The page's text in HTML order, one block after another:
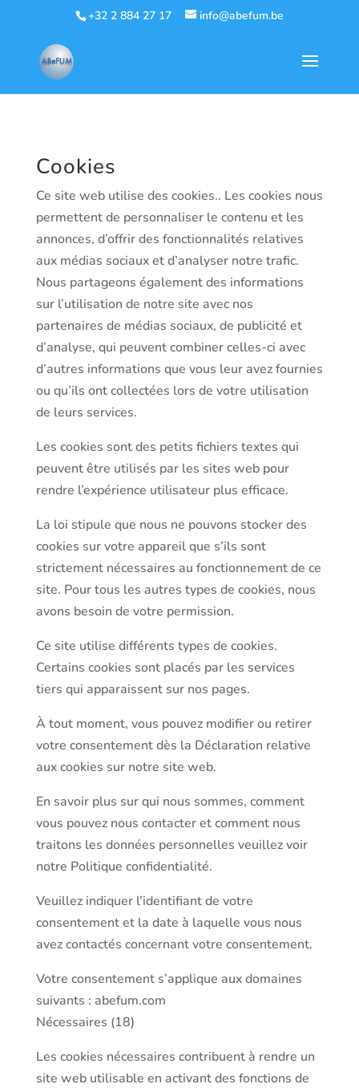
+32 2 884 27 17 info@abefum.be
Cookies
Ce site web utilise des cookies.. Les cookies nous
permettent de personnaliser le contenu et les
annonces, d’offrir des fonctionnalités relatives
aux médias sociaux et d’analyser notre trafic.
Nous partageons également des informations
sur l’utilisation de notre site avec nos
partenaires de médias sociaux, de publicité et
d’analyse, qui peuvent combiner celles-ci avec
d’autres informations que vous leur avez fournies
ou qu’ils ont collectées lors de votre utilisation
de leurs services.
Les cookies sont des petits fichiers textes qui
peuvent être utilisés par les sites web pour
rendre l’expérience utilisateur plus efficace.
La loi stipule que nous ne pouvons stocker des
cookies sur votre appareil que s’ils sont
strictement nécessaires au fonctionnement de ce
site. Pour tous les autres types de cookies, nous
avons besoin de votre permission.
Ce site utilise différents types de cookies.
Certains cookies sont placés par les services
tiers qui apparaissent sur nos pages.
À tout moment, vous pouvez modifier ou retirer
votre consentement dès la Déclaration relative
aux cookies sur notre site web.
En savoir plus sur qui nous sommes, comment
vous pouvez nous contacter et comment nous
traitons les données personnelles veuillez voir
notre Politique confidentialité.
Veuillez indiquer l’identifiant de votre
consentement et la date à laquelle vous nous
avez contactés concernant votre consentement.
Votre consentement s’applique aux domaines
suivants : abefum.com
Nécessaires (18)
Les cookies nécessaires contribuent à rendre un
site web utilisable en activant des fonctions de